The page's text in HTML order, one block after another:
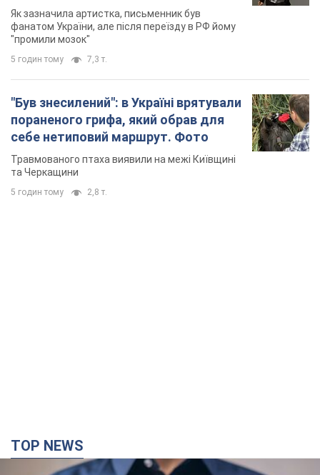
не знав, а тепер хоче геноциду
українців
Як зазначила артистка, письменник був
фанатом України, але після переїзду в РФ йому
"промили мозок"
5 годин тому 7,3 т.
"Був знесилений": в Україні врятували
пораненого грифа, який обрав для
себе нетиповий маршрут. Фото
Травмованого птаха виявили на межі Київщині
та Черкащини
5 годин тому 2,8 т.
TOP NEWS